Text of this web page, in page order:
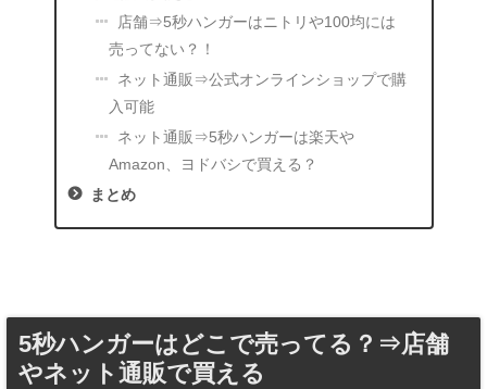
店舗⇒5秒ハンガーはニトリや100均には
売ってない？！
ネット通販⇒公式オンラインショップで購
入可能
ネット通販⇒5秒ハンガーは楽天や
Amazon、ヨドバシで買える？
まとめ
5秒ハンガーはどこで売ってる？⇒店舗
やネット通販で買える